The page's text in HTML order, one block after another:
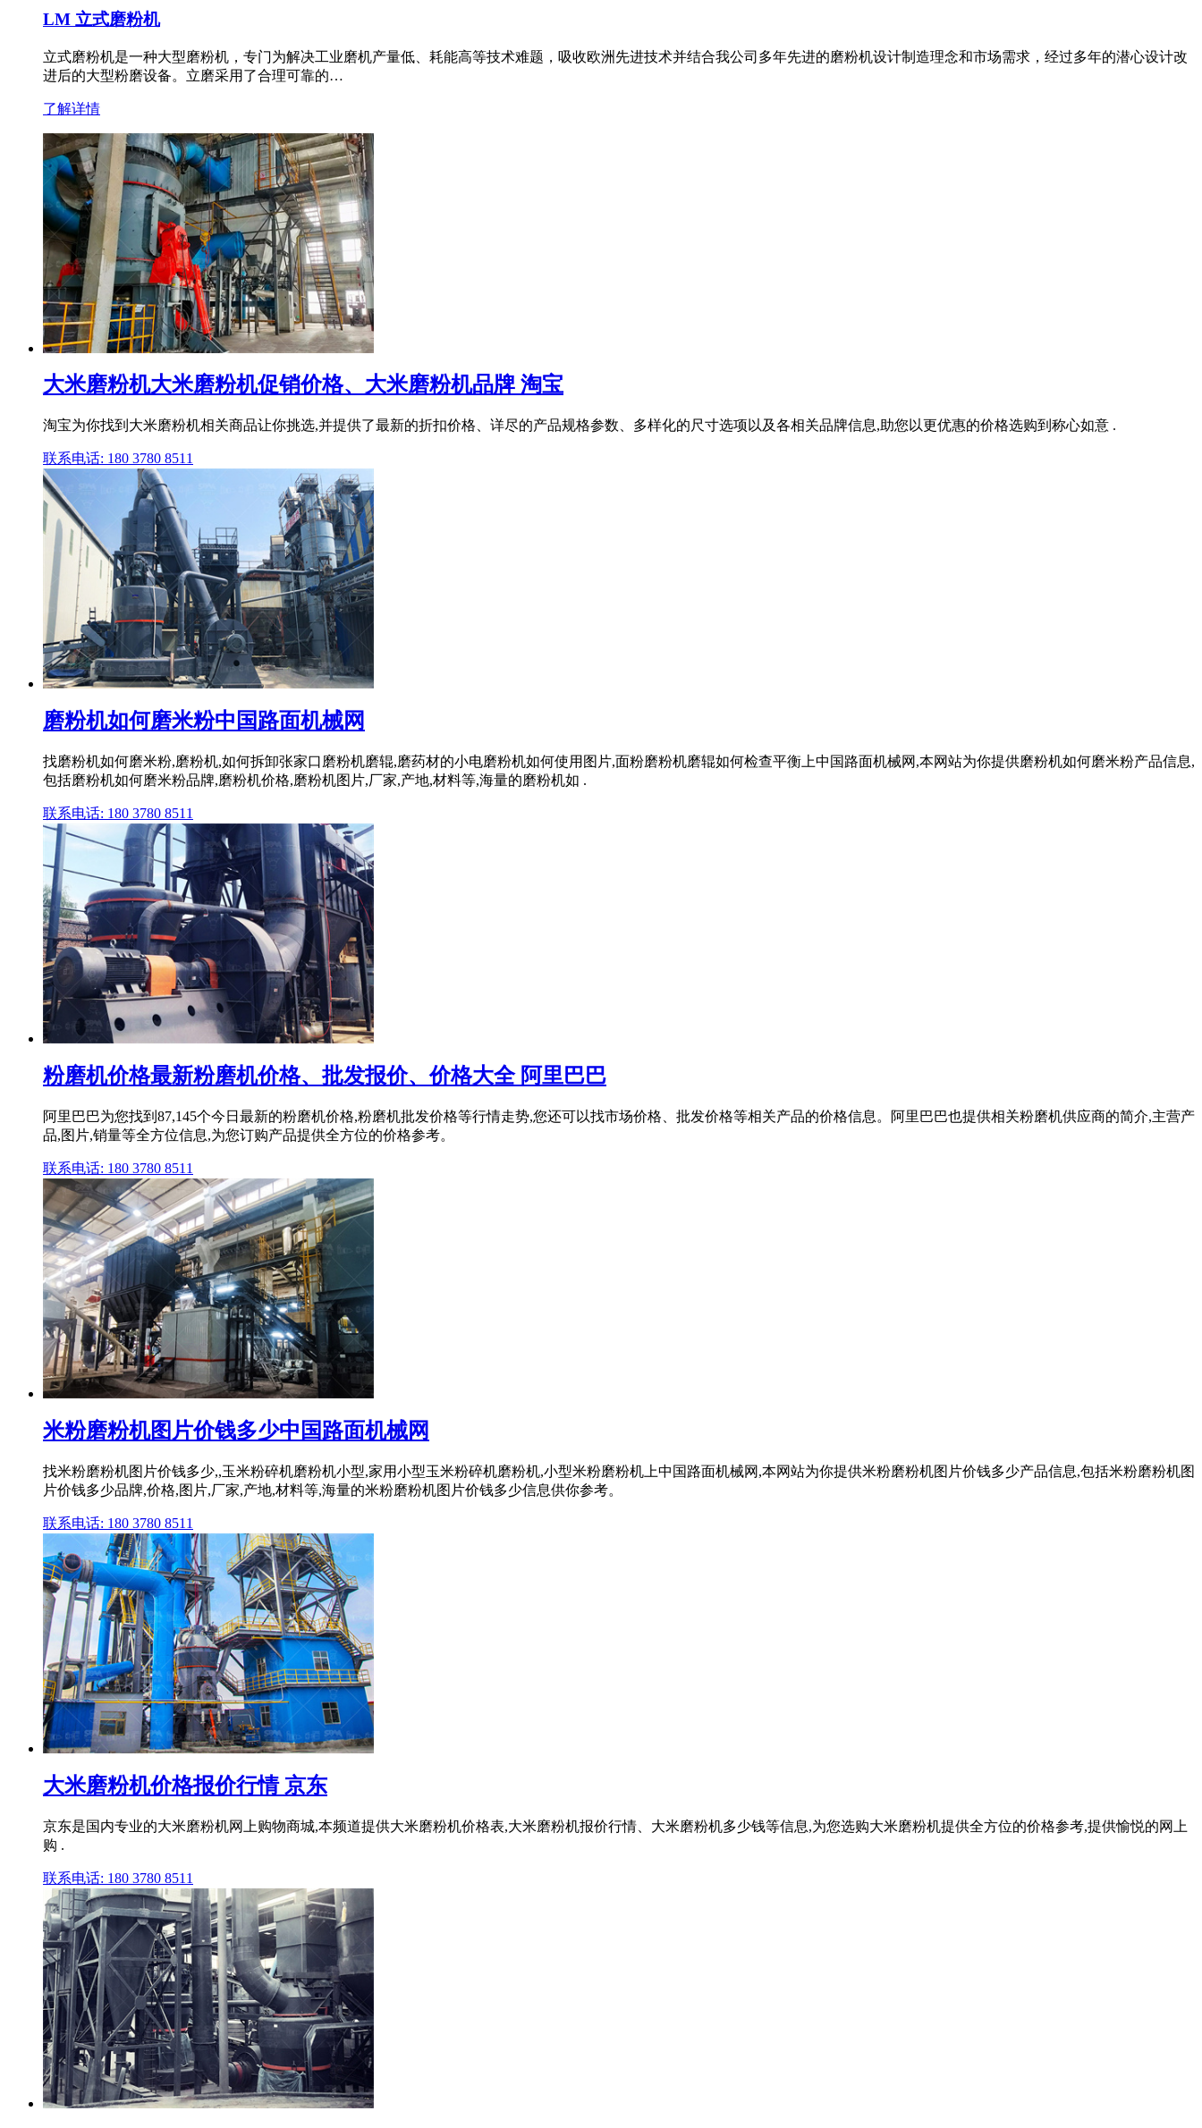
LM 立式磨粉机
立式磨粉机是一种大型磨粉机，专门为解决工业磨机产量低、耗能高等技术难题，吸收欧洲先进技术并结合我公司多年先进的磨粉机设计制造理念和市场需求，经过多年的潜心设计改
进后的大型粉磨设备。立磨采用了合理可靠的…
了解详情
大米磨粉机大米磨粉机促销价格、大米磨粉机品牌 淘宝
淘宝为你找到大米磨粉机相关商品让你挑选,并提供了最新的折扣价格、详尽的产品规格参数、多样化的尺寸选项以及各相关品牌信息,助您以更优惠的价格选购到称心如意 .
联系电话: 180 3780 8511
磨粉机如何磨米粉中国路面机械网
找磨粉机如何磨米粉,磨粉机,如何拆卸张家口磨粉机磨辊,磨药材的小电磨粉机如何使用图片,面粉磨粉机磨辊如何检查平衡上中国路面机械网,本网站为你提供磨粉机如何磨米粉产品信息,
包括磨粉机如何磨米粉品牌,磨粉机价格,磨粉机图片,厂家,产地,材料等,海量的磨粉机如 .
联系电话: 180 3780 8511
粉磨机价格最新粉磨机价格、批发报价、价格大全 阿里巴巴
阿里巴巴为您找到87,145个今日最新的粉磨机价格,粉磨机批发价格等行情走势,您还可以找市场价格、批发价格等相关产品的价格信息。阿里巴巴也提供相关粉磨机供应商的简介,主营产
品,图片,销量等全方位信息,为您订购产品提供全方位的价格参考。
联系电话: 180 3780 8511
米粉磨粉机图片价钱多少中国路面机械网
找米粉磨粉机图片价钱多少,,玉米粉碎机磨粉机小型,家用小型玉米粉碎机磨粉机,小型米粉磨粉机上中国路面机械网,本网站为你提供米粉磨粉机图片价钱多少产品信息,包括米粉磨粉机图
片价钱多少品牌,价格,图片,厂家,产地,材料等,海量的米粉磨粉机图片价钱多少信息供你参考。
联系电话: 180 3780 8511
大米磨粉机价格报价行情 京东
京东是国内专业的大米磨粉机网上购物商城,本频道提供大米磨粉机价格表,大米磨粉机报价行情、大米磨粉机多少钱等信息,为您选购大米磨粉机提供全方位的价格参考,提供愉悦的网上
购 .
联系电话: 180 3780 8511